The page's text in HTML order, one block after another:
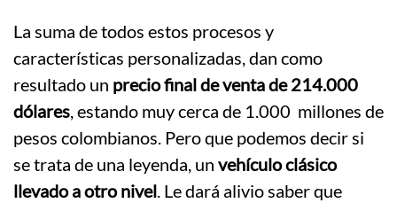
La suma de todos estos procesos y
características personalizadas, dan como
resultado un precio final de venta de 214.000
dólares, estando muy cerca de 1.000 millones de
pesos colombianos. Pero que podemos decir si
se trata de una leyenda, un vehículo clásico
llevado a otro nivel. Le dará alivio saber que